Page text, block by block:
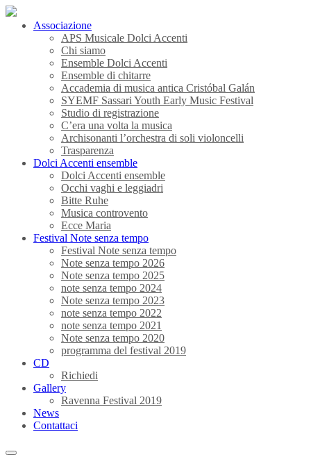
Associazione
APS Musicale Dolci Accenti
Chi siamo
Ensemble Dolci Accenti
Ensemble di chitarre
Accademia di musica antica Cristóbal Galán
SYEMF Sassari Youth Early Music Festival
Studio di registrazione
C’era una volta la musica
Archisonanti l’orchestra di soli violoncelli
Trasparenza
Dolci Accenti ensemble
Dolci Accenti ensemble
Occhi vaghi e leggiadri
Bitte Ruhe
Musica controvento
Ecce Maria
Festival Note senza tempo
Festival Note senza tempo
Note senza tempo 2026
Note senza tempo 2025
note senza tempo 2024
Note senza tempo 2023
note senza tempo 2022
note senza tempo 2021
Note senza tempo 2020
programma del festival 2019
CD
Richiedi
Gallery
Ravenna Festival 2019
News
Contattaci